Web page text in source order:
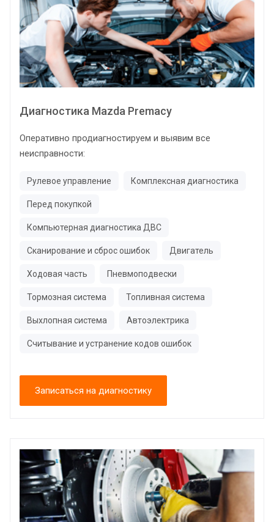
Диагностика Mazda Premacy
Оперативно продиагностируем и выявим все
неисправности:
Рулевое управление Комплексная диагностика
Перед покупкой
Компьютерная диагностика ДВС
Сканирование и сброс ошибок Двигатель
Ходовая часть Пневмоподвески
Тормозная система Топливная система
Выхлопная система Автоэлектрика
Считывание и устранение кодов ошибок
Записаться на диагностику